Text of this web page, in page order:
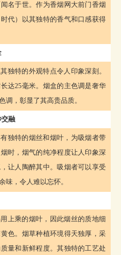
名于世。作为香烟网大前门香烟
代）以其独特的香气和口感获得
独特的外观特点令人印象深刻。
达25毫米。烟盒的主色调是奢华
调，彰显了其高贵品质。
交融
独特的烟丝和烟叶，为吸烟者带
时，烟气的纯净程度让人印象深
让人陶醉其中。吸烟者可以享受
味，令人难以忘怀。
上乘的烟叶，因此烟丝的质地细
色。烟草种植环境得天独厚，采
量和新鲜程度。其独特的工艺处